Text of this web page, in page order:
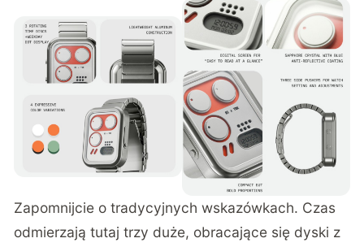
Zapomnijcie o tradycyjnych wskazówkach. Czas
odmierzają tutaj trzy duże, obracające się dyski z